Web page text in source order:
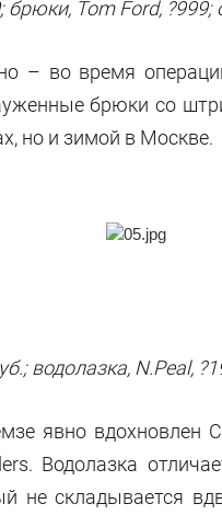
Tom Ford, ?999;
– во время
брюки со
но и зимой в Москве.
водолазка, N.Peal,
явно
Водолазка
не складывается